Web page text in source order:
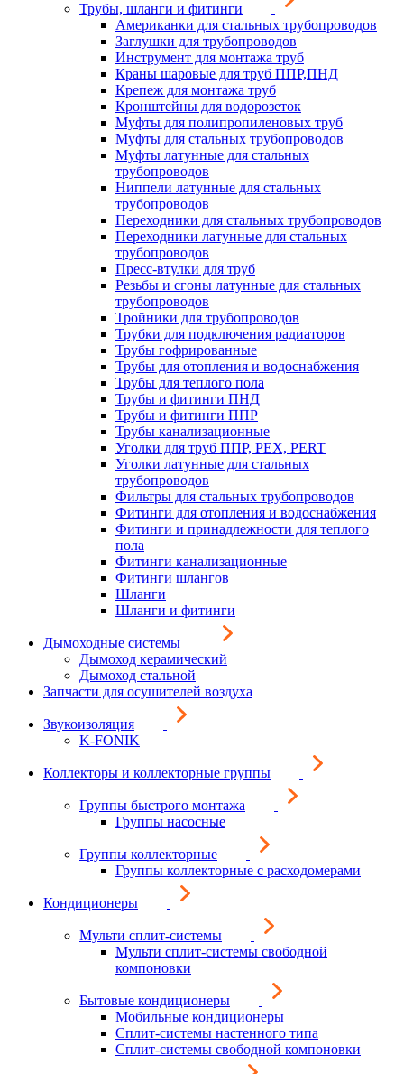
Трубы, шланги и фитинги
Американки для стальных трубопроводов
Заглушки для трубопроводов
Инструмент для монтажа труб
Краны шаровые для труб ППР,ПНД
Крепеж для монтажа труб
Кронштейны для водорозеток
Муфты для полипропиленовых труб
Муфты для стальных трубопроводов
Муфты латунные для стальных
трубопроводов
Ниппели латунные для стальных
трубопроводов
Переходники для стальных трубопроводов
Переходники латунные для стальных
трубопроводов
Пресс-втулки для труб
Резьбы и сгоны латунные для стальных
трубопроводов
Тройники для трубопроводов
Трубки для подключения радиаторов
Трубы гофрированные
Трубы для отопления и водоснабжения
Трубы для теплого пола
Трубы и фитинги ПНД
Трубы и фитинги ППР
Трубы канализационные
Уголки для труб ППР, PEX, PERT
Уголки латунные для стальных
трубопроводов
Фильтры для стальных трубопроводов
Фитинги для отопления и водоснабжения
Фитинги и принадлежности для теплого
пола
Фитинги канализационные
Фитинги шлангов
Шланги
Шланги и фитинги
Дымоходные системы
Дымоход керамический
Дымоход стальной
Запчасти для осушителей воздуха
Звукоизоляция
K-FONIK
Коллекторы и коллекторные группы
Группы быстрого монтажа
Группы насосные
Группы коллекторные
Группы коллекторные с расходомерами
Кондиционеры
Мульти сплит-системы
Мульти сплит-системы свободной
компоновки
Бытовые кондиционеры
Мобильные кондиционеры
Сплит-системы настенного типа
Сплит-системы свободной компоновки